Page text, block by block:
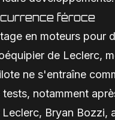
féroce
en moteurs pour
de Leclerc,
ne s'entraîne
notamment
Bryan Bozzi,